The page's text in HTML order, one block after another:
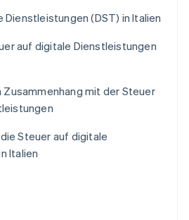
(DST) in Italien
auf digitale Dienstleistungen
mit der Steuer
Steuer auf digitale
Italien